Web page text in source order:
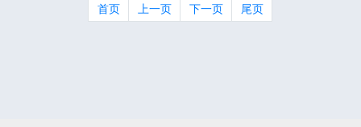
首页 上一页 下一页 尾页